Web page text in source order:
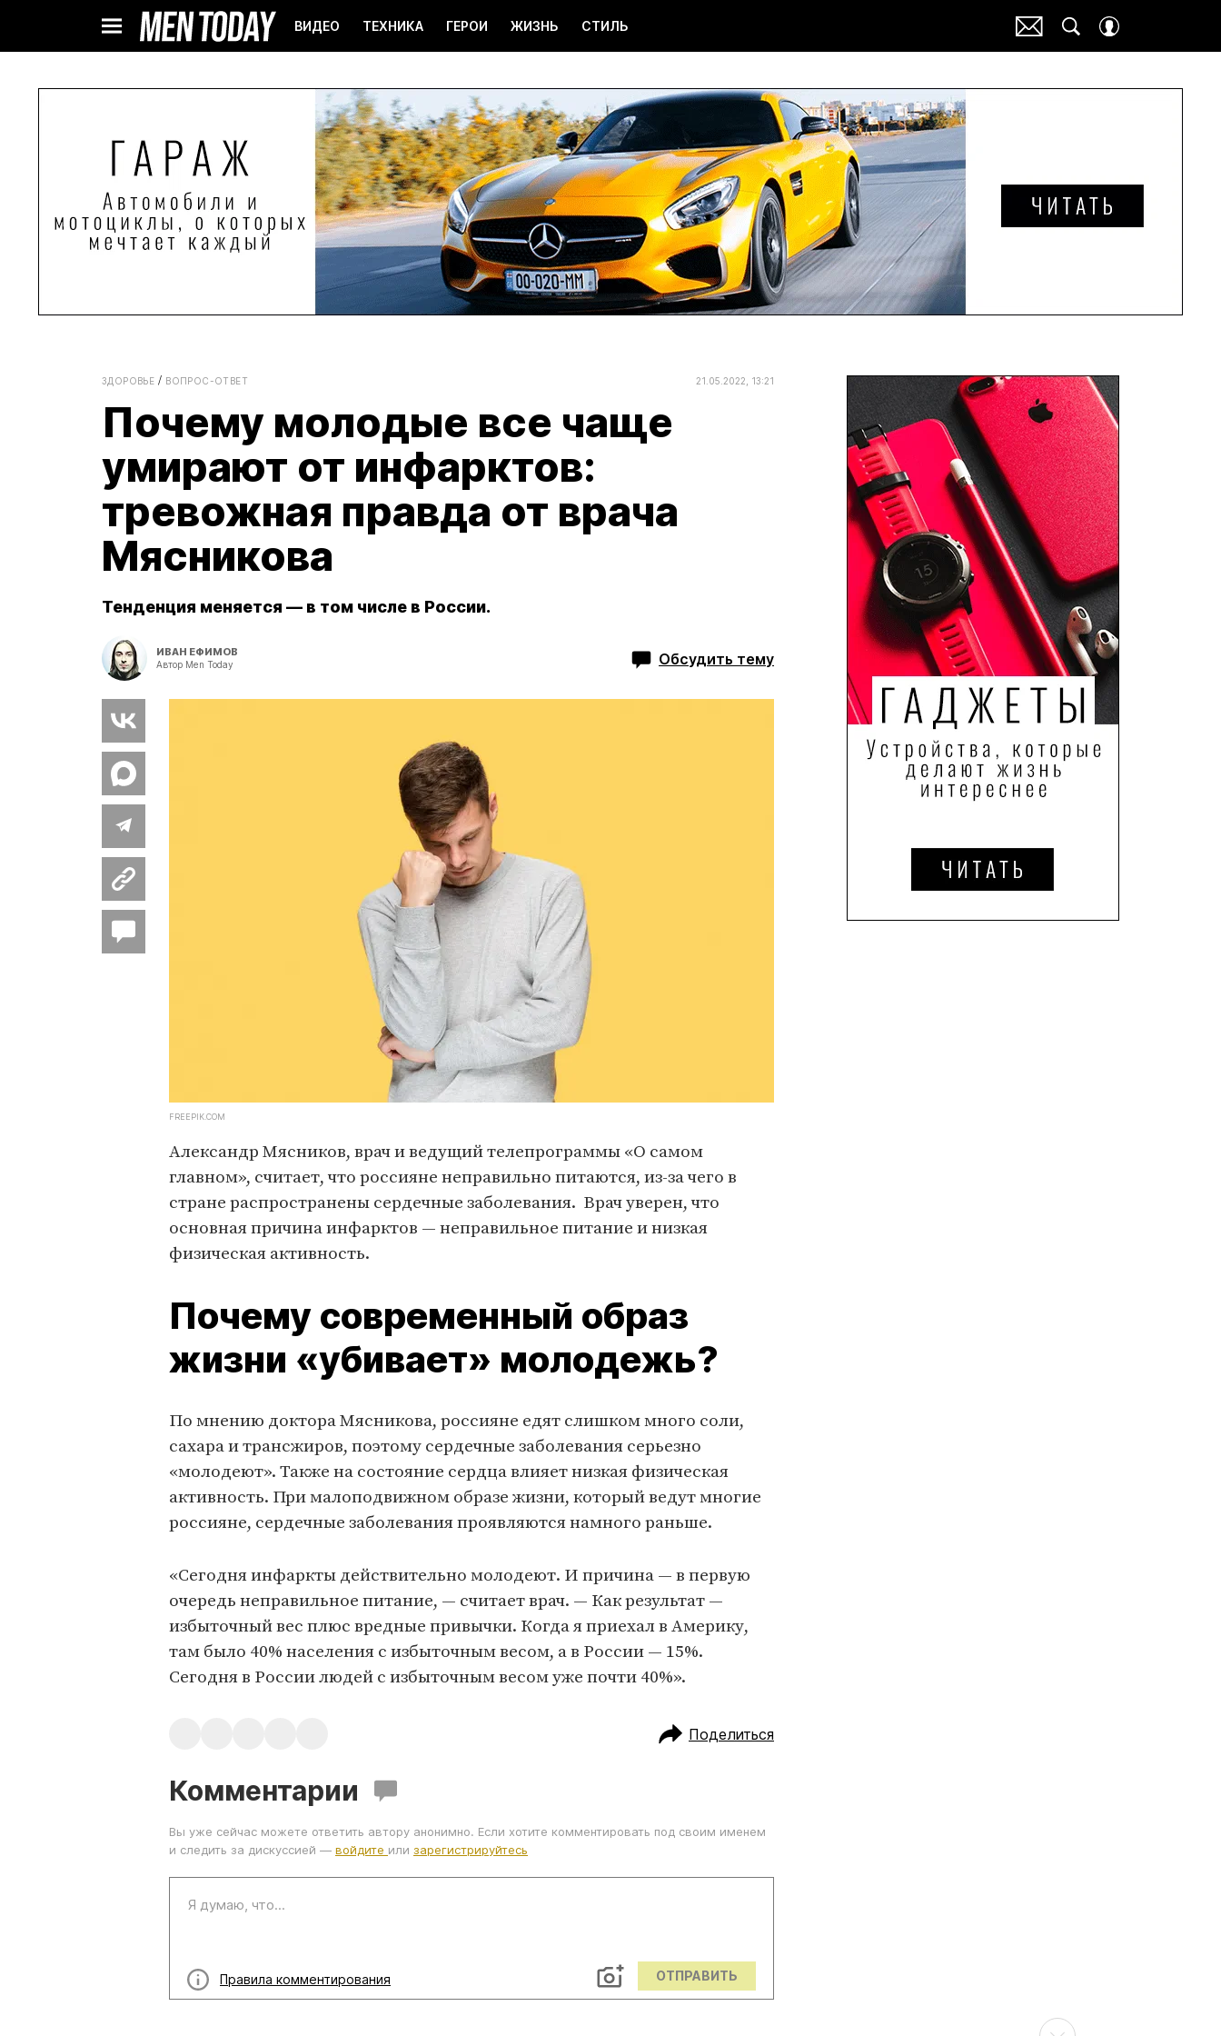
ВИДЕО ТЕХНИКА ГЕРОИ ЖИЗНЬ СТИЛЬ
ЗДОРОВЬЕ ВОПРОС-ОТВЕТ 21.05.2022, 13:21
Почему молодые все чаще
умирают от инфарктов:
тревожная правда от врача
Мясникова
Тенденция меняется — в том числе в России.
ИВАН ЕФИМОВ
Автор Men Today Обсудить тему
FREEPIK.COM
Александр Мясников, врач и ведущий телепрограммы «О самом
главном», считает, что россияне неправильно питаются, из-за чего в
стране распространены сердечные заболевания. Врач уверен, что
основная причина инфарктов — неправильное питание и низкая
физическая активность.
Почему современный образ
жизни «убивает» молодежь?
По мнению доктора Мясникова, россияне едят слишком много соли,
сахара и трансжиров, поэтому сердечные заболевания серьезно
«молодеют». Также на состояние сердца влияет низкая физическая
активность. При малоподвижном образе жизни, который ведут многие
россияне, сердечные заболевания проявляются намного раньше.
«Сегодня инфаркты действительно молодеют. И причина — в первую
очередь неправильное питание, — считает врач. — Как результат —
избыточный вес плюс вредные привычки. Когда я приехал в Америку,
там было 40% населения с избыточным весом, а в России — 15%.
Сегодня в России людей с избыточным весом уже почти 40%».
Поделиться
Комментарии
Вы уже сейчас можете ответить автору анонимно. Если хотите комментировать под своим именем
и следить за дискуссией — войдите или зарегистрируйтесь
Правила комментирования ОТПРАВИТЬ